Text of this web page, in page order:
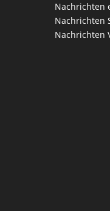
Nachrichten
Nachrichten
Nachrichten